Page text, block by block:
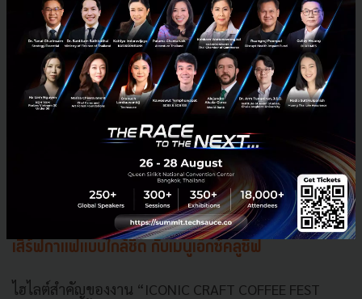
Event Space ชั้น M ไอซีเอส ไลฟ์สไตล์ คอมเพล็กซ์ (ตรง
ข้ามไอคอนสยาม) เปิดพื้นที่ให้คอมมูนิตี้เหล่าคนรักกาแฟ
และเบเกอรี่ มาร่วมชิมและช้อป เลือกสรรเมนูกว่า 40 เมนู
อาทิเมนู Cold Brew Jofrisch Crème และ Craftsman
Shakerato จากร้าน Craftsman Roastery, เครื่องชง
กาแฟ สินค้าเกี่ยวกับกาแฟจาก Lotus's Privé, ไทยากิจา
พบกับบาริสต้าเจ้าของรางวัลแชมป์ระดับโลก ที่พร้อม
เสิร์ฟกาแฟแบบใกล้ชิด กับเมนูเอ็กซ์คลูซีฟ
ไฮไลต์สำคัญของงาน “ICONIC CRAFT COFFEE FEST